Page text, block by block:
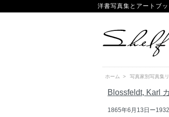
洋書写真集とアートブ
ホーム > 写真家別写真集
Blossfeldt, Karl
1865年6月13日ー